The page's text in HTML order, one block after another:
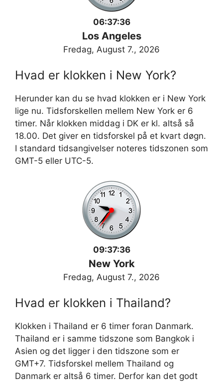
06:37:36
Los Angeles
Fredag, August 7., 2026
Hvad er klokken i New York?
Herunder kan du se hvad klokken er i New York
lige nu. Tidsforskellen mellem New York er 6
timer. Når klokken middag i DK er kl. altså så
18.00. Det giver en tidsforskel på et kvart døgn.
I standard tidsangivelser noteres tidszonen som
GMT-5 eller UTC-5.
09:37:36
New York
Fredag, August 7., 2026
Hvad er klokken i Thailand?
Klokken i Thailand er 6 timer foran Danmark.
Thailand er i samme tidszone som Bangkok i
Asien og det ligger i den tidszone som er
GMT+7. Tidsforskel mellem Thailand og
Danmark er altså 6 timer. Derfor kan det godt